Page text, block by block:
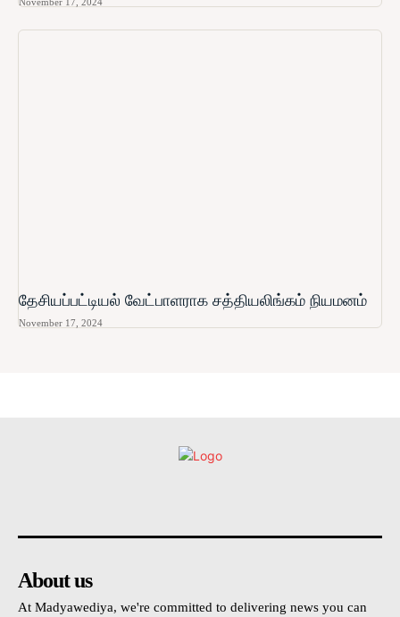
தேசியப்பட்டியல் வேட்பாளராக சத்தியலிங்கம் நியமனம்
November 17, 2024
About us
At Madyawediya, we're committed to delivering news you can